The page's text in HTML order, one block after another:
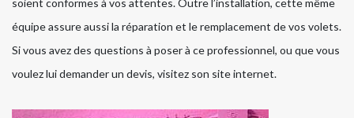
soient conformes à vos attentes. Outre l’installation, cette même
équipe assure aussi la réparation et le remplacement de vos volets.
Si vous avez des questions à poser à ce professionnel, ou que vous
voulez lui demander un devis, visitez son site internet.